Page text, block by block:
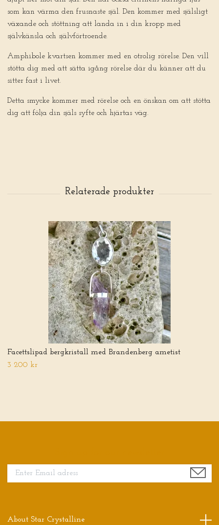
som kan värma den frusnaste själ. Den kommer med själsligt
växande och stöttning att landa in i din kropp med
självkänsla och självförtroende.
Amphibole kvartsen kommer med en otrolig rörelse. Den vill
stötta dig med att sätta igång rörelse där du känner att du
sitter fast i livet.
Detta smycke kommer med rörelse och en önskan om att stötta
dig att följa din själs syfte och hjärtas väg.
Facettslipad bergkristall med Brandenberg ametist
3 200 kr
About Star Crystalline